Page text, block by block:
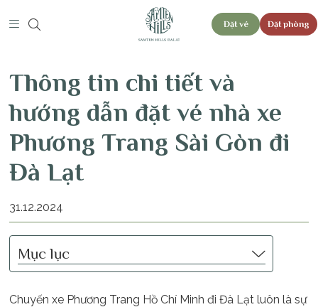
Đặt vé Đặt phòng
Thông tin chi tiết và
hướng dẫn đặt vé nhà xe
Phương Trang Sài Gòn đi
Đà Lạt
31.12.2024
Mục lục
Chuyến xe Phương Trang Hồ Chí Minh đi Đà Lạt luôn là sự